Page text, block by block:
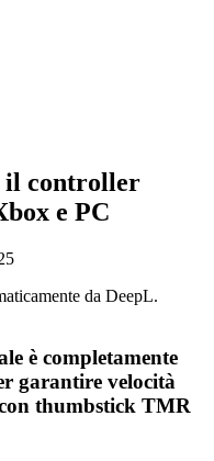
il controller
e PC
da DeepL.
è completamente
garantire velocità
thumbstick TMR